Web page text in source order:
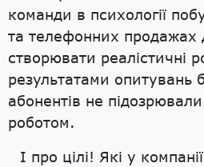
команди в психології
та телефонних продажах
створювати реалістичні
результатами опитувань
абонентів не
роботом.
І про цілі! Які у